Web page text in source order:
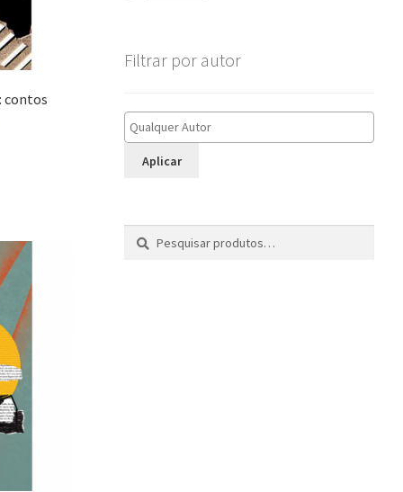
contos
Filtrar por autor
Aplicar
Pesquisar